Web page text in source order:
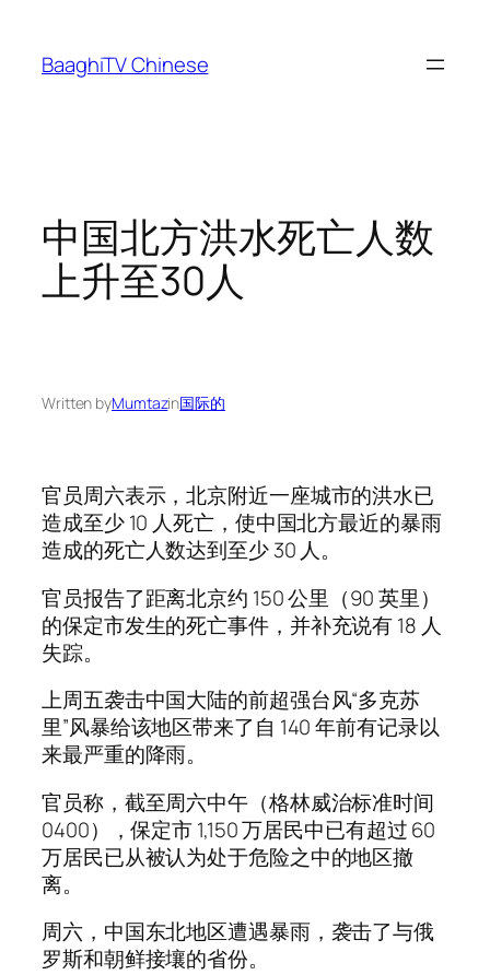
content
BaaghiTV Chinese
中国北方洪水死亡人数
上升至30人
Written byMumtazin国际的
官员周六表示，北京附近一座城市的洪水已
造成至少 10 人死亡，使中国北方最近的暴雨
造成的死亡人数达到至少 30 人。
官员报告了距离北京约 150 公里（90 英里）
的保定市发生的死亡事件，并补充说有 18 人
失踪。
上周五袭击中国大陆的前超强台风“多克苏
里”风暴给该地区带来了自 140 年前有记录以
来最严重的降雨。
官员称，截至周六中午（格林威治标准时间
0400），保定市 1,150 万居民中已有超过 60
万居民已从被认为处于危险之中的地区撤
离。
周六，中国东北地区遭遇暴雨，袭击了与俄
罗斯和朝鲜接壤的省份。